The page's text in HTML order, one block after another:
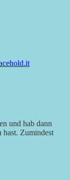
und hab dann
hast. Zumindest